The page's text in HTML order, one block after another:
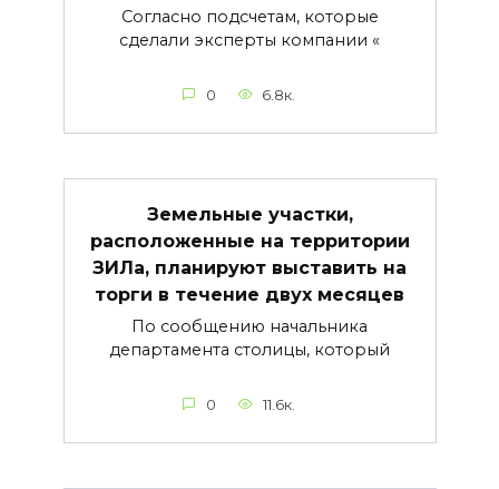
Согласно подсчетам, которые
сделали эксперты компании «
0 6.8к.
Земельные участки,
расположенные на территории
ЗИЛа, планируют выставить на
торги в течение двух месяцев
По сообщению начальника
департамента столицы, который
0 11.6к.